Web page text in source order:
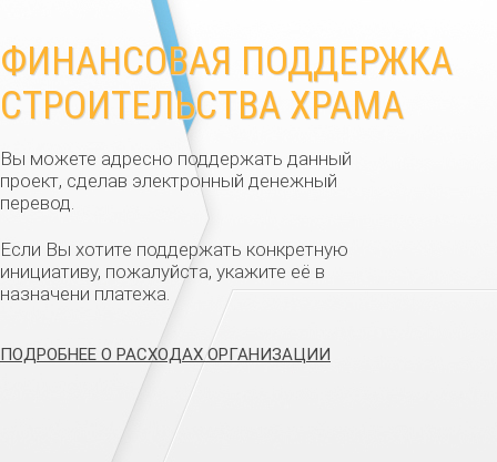
ФИНАНСОВАЯ ПОДДЕРЖКА
СТРОИТЕЛЬСТВА ХРАМА
Вы можете адресно поддержать данный
проект, сделав электронный денежный
перевод.
Если Вы хотите поддержать конкретную
инициативу, пожалуйста, укажите её в
назначени платежа.
ПОДРОБНЕЕ О РАСХОДАХ ОРГАНИЗАЦИИ